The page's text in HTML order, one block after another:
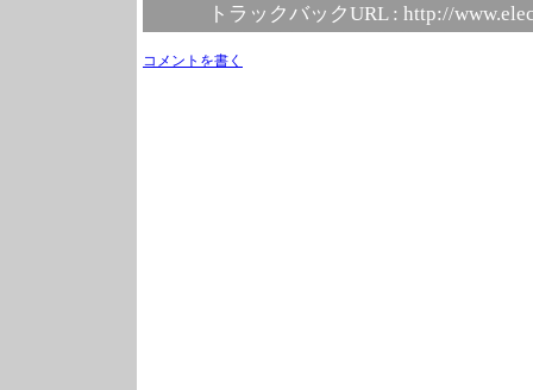
トラックバックURL : http://
コメントを書く